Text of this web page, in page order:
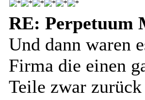
RE: Perpetuum
Und dann waren
Firma die einen
Teile zwar